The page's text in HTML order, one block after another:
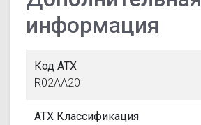
информация
Код АТХ
R02AA20
АТХ Классификация